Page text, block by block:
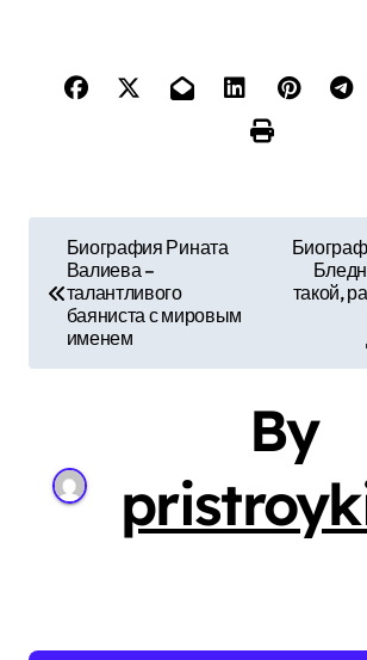
Биография Рината
Валиева –
талантливого
баяниста с мировым
именем
такой,
By